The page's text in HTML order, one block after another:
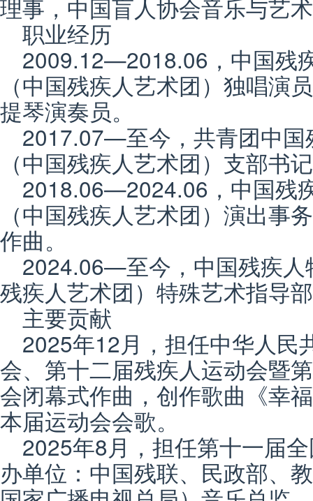
理事，中国盲人协会音乐与艺
职业经历
2009.12—2018.06，中国残
（中国残疾人艺术团）独唱演
提琴演奏员。
2017.07—至今，共青团中国
（中国残疾人艺术团）支部书
2018.06—2024.06，中国残
（中国残疾人艺术团）演出事
作曲。
2024.06—至今，中国残疾人
残疾人艺术团）特殊艺术指导
主要贡献
2025年12月，担任中华人民
会、第十二届残疾人运动会暨
会闭幕式作曲，创作歌曲《幸
本届运动会会歌。
2025年8月，担任第十一届
办单位：中国残联、民政部、